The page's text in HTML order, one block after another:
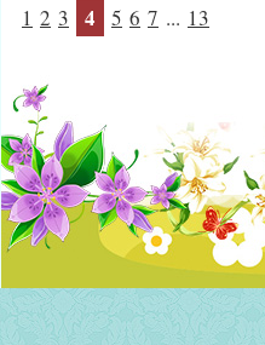
1 2 3 4 5 6 7 ... 13